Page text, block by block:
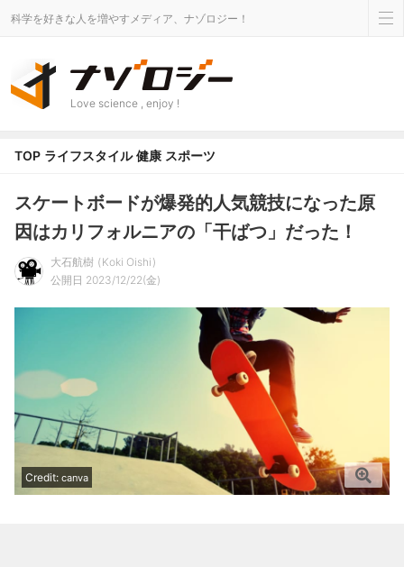
科学を好きな人を増やすメディア、ナゾロジー！
Love science , enjoy !
TOP ライフスタイル 健康 スポーツ
スケートボードが爆発的人気競技になった原
因はカリフォルニアの「干ばつ」だった！
大石航樹
Koki Oishi
公開日 2023/12/22(金)
Credit: canva